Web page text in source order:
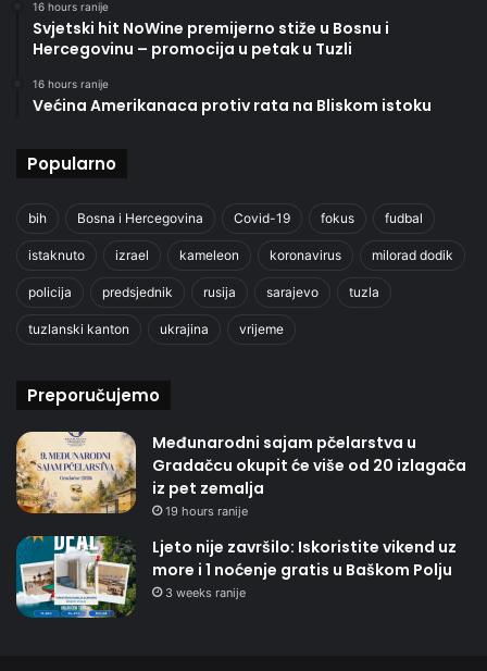
16 hours ranije
Svjetski hit NoWine premijerno stiže u Bosnu i
Hercegovinu – promocija u petak u Tuzli
16 hours ranije
Većina Amerikanaca protiv rata na Bliskom istoku
Popularno
bih Bosna i Hercegovina Covid-19 fokus fudbal
istaknuto izrael kameleon koronavirus milorad dodik
policija predsjednik rusija sarajevo tuzla
tuzlanski kanton ukrajina vrijeme
Preporučujemo
Međunarodni sajam pčelarstva u
Gradačcu okupit će više od 20 izlagača
iz pet zemalja
19 hours ranije
Ljeto nije završilo: Iskoristite vikend uz
more i 1 noćenje gratis u Baškom Polju
3 weeks ranije